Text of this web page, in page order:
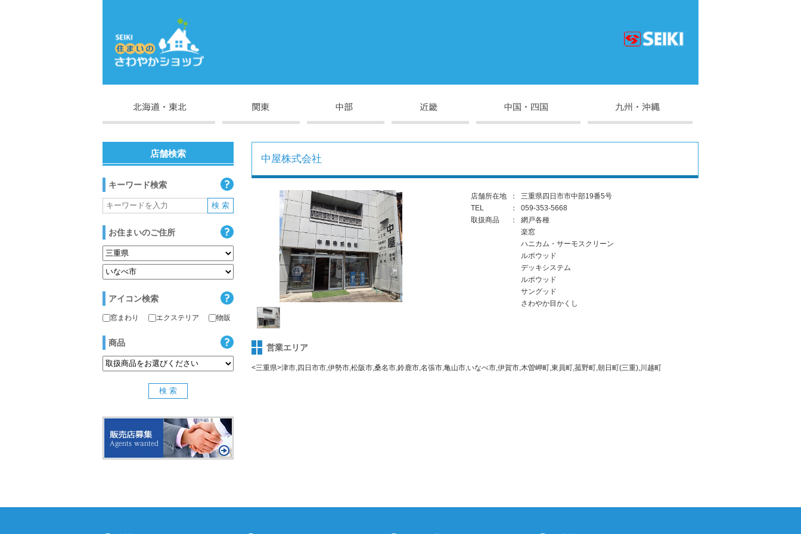
中屋株式会社
店舗所在地 ：
三重県四日市市中部19番5号
TEL
：
059-353-5668
取扱商品
：
網戸各種
楽窓
ハニカム・サーモスクリーン
ルポウッド
デッキシステム
ルポウッド
サングッド
さわやか目かくし
営業エリア
<三重県>津市,四日市市,伊勢市,松阪市,桑名市,鈴鹿市,名張市,亀山市,いなべ市,伊賀市,木曽岬町,東員町,菰野町,朝日町(三重),川越町
店舗検索
キーワード検索
お住まいのご住所
アイコン検索
窓まわり エクステリア 物販
商品